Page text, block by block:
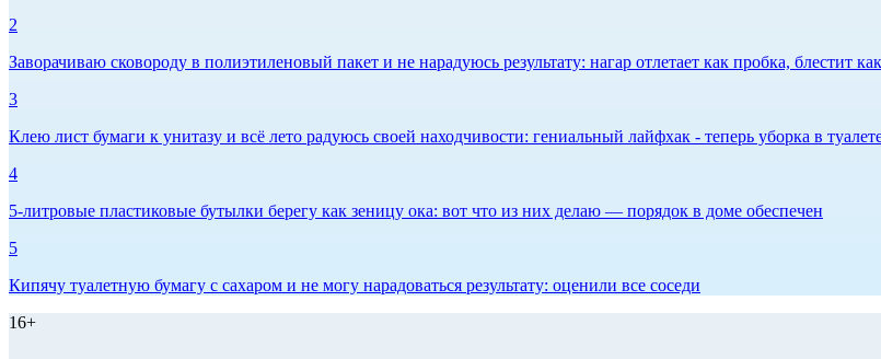
2
Заворачиваю сковороду в полиэтиленовый пакет и не нарадуюсь результату: нагар отлетает как пробка, блестит
3
Клею лист бумаги к унитазу и всё лето радуюсь своей находчивости: гениальный лайфхак - теперь уборка в туалете
4
5-литровые пластиковые бутылки берегу как зеницу ока: вот что из них делаю — порядок в доме обеспечен
5
Кипячу туалетную бумагу с сахаром и не могу нарадоваться результату: оценили все соседи
16+